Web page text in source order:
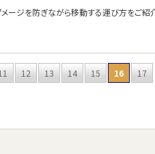
メージを防ぎながら移動する運び方をご紹
12 13 14 15 16
17